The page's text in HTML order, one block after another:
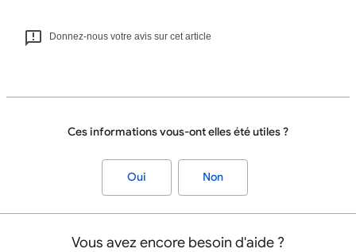
Donnez-nous votre avis sur cet article
Ces informations vous-ont elles été utiles ?
Oui Non
Vous avez encore besoin d'aide ?